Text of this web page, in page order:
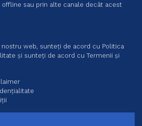
sau prin alte canale decât acest
web, sunteți de acord cu Politica
și sunteți de acord cu Termenii și